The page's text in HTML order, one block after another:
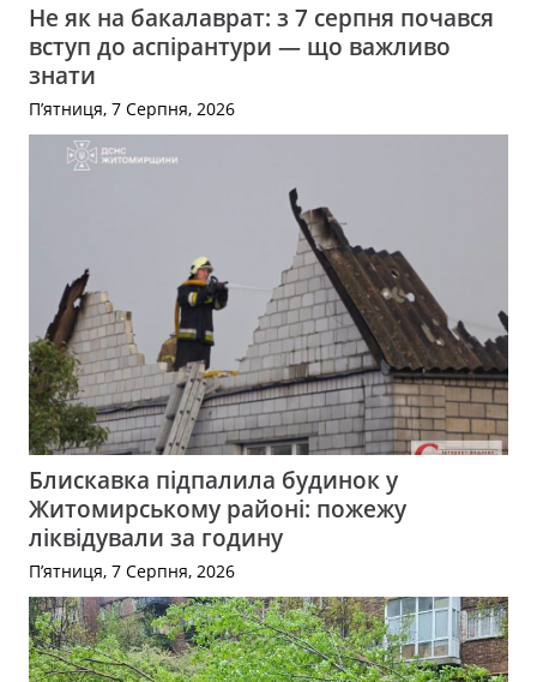
Не як на бакалаврат: з 7 серпня почався
вступ до аспірантури — що важливо
знати
П’ятниця, 7 Серпня, 2026
Блискавка підпалила будинок у
Житомирському районі: пожежу
ліквідували за годину
П’ятниця, 7 Серпня, 2026